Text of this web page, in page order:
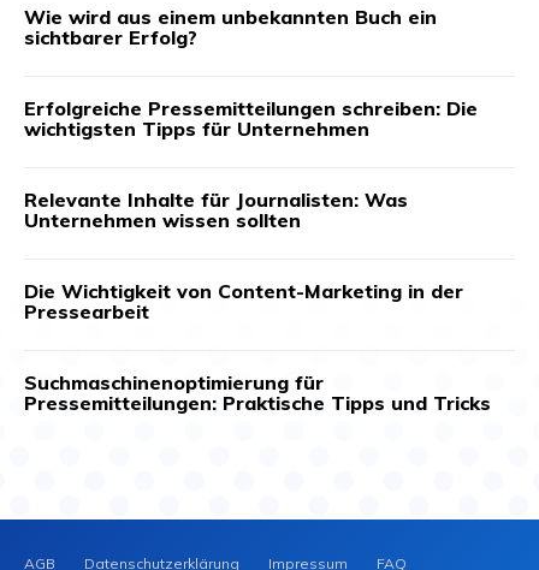
Wie wird aus einem unbekannten Buch ein
sichtbarer Erfolg?
Erfolgreiche Pressemitteilungen schreiben: Die
wichtigsten Tipps für Unternehmen
Relevante Inhalte für Journalisten: Was
Unternehmen wissen sollten
Die Wichtigkeit von Content-Marketing in der
Pressearbeit
Suchmaschinenoptimierung für
Pressemitteilungen: Praktische Tipps und Tricks
AGB Datenschutzerklärung Impressum FAQ